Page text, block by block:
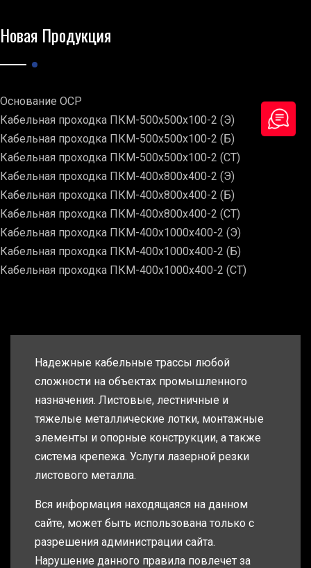
Новая Продукция
Основание ОСР
Кабельная проходка ПКМ-500х500х100-2 (Э)
Кабельная проходка ПКМ-500х500х100-2 (Б)
Кабельная проходка ПКМ-500х500х100-2 (СТ)
Кабельная проходка ПКМ-400х800х400-2 (Э)
Кабельная проходка ПКМ-400х800х400-2 (Б)
Кабельная проходка ПКМ-400х800х400-2 (СТ)
Кабельная проходка ПКМ-400х1000х400-2 (Э)
Кабельная проходка ПКМ-400х1000х400-2 (Б)
Кабельная проходка ПКМ-400х1000х400-2 (СТ)
Надежные кабельные трассы любой
сложности на объектах промышленного
назначения. Листовые, лестничные и
тяжелые металлические лотки, монтажные
элементы и опорные конструкции, а также
система крепежа. Услуги лазерной резки
листового металла.
Вся информация находящаяся на данном
сайте, может быть использована только с
разрешения администрации сайта.
Нарушение данного правила повлечет за